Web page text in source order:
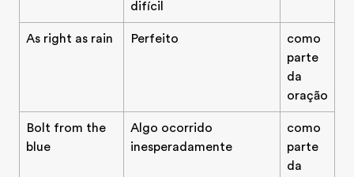
difícil
As right as rain Perfeito
como
parte
da
oração
Bolt from the
blue
Algo ocorrido
inesperadamente
como
parte
da